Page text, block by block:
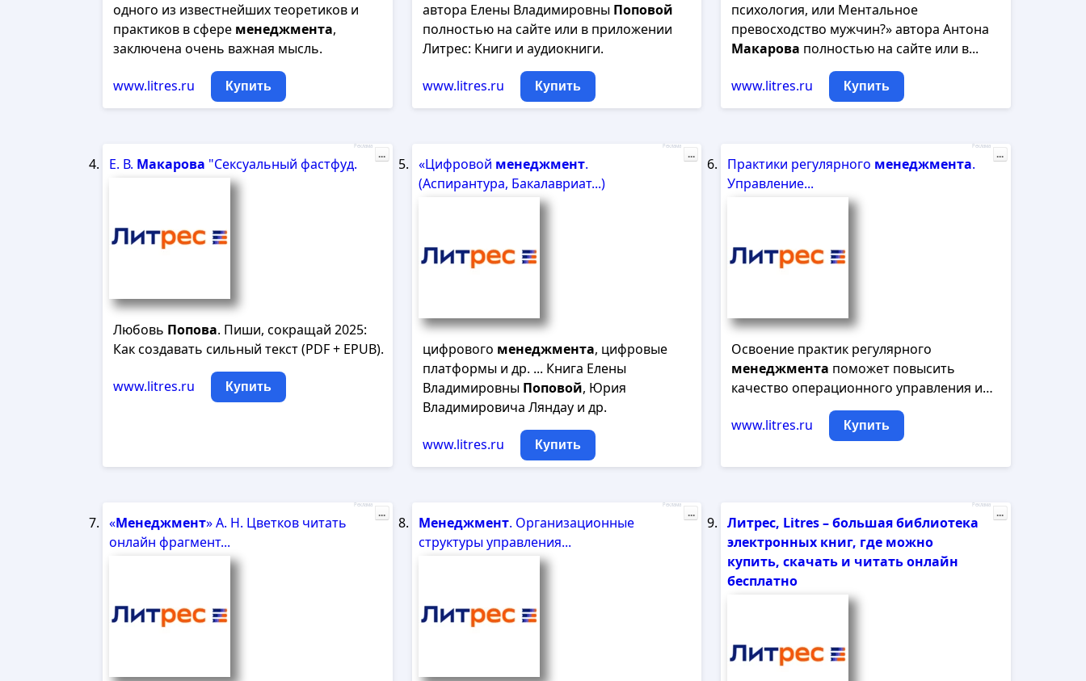
одного из известнейших теоретиков и
практиков в сфере менеджмента,
заключена очень важная мысль.
www.litres.ru Купить
автора Елены Владимировны Поповой
полностью на сайте или в приложении
Литрес: Книги и аудиокниги.
www.litres.ru Купить
психология, или Ментальное
превосходство мужчин?» автора Антона
Макарова полностью на сайте или в...
www.litres.ru Купить
Е. В. Макарова "Сексуальный фастфуд.
Любовь Попова. Пиши, сокращай 2025:
Как создавать сильный текст (PDF + EPUB).
www.litres.ru Купить
Реклама
...
«Цифровой менеджмент.
(Аспирантура, Бакалавриат...)
цифрового менеджмента, цифровые
платформы и др. ... Книга Елены
Владимировны Поповой, Юрия
Владимировича Ляндау и др.
www.litres.ru Купить
Реклама
...
Практики регулярного менеджмента.
Управление...
Освоение практик регулярного
менеджмента поможет повысить
качество операционного управления и…
www.litres.ru Купить
Реклама
...
«Менеджмент» А. Н. Цветков читать
онлайн фрагмент...
Реклама
...
Менеджмент. Организационные
структуры управления...
Реклама
...
Литрес, Litres – большая библиотека
электронных книг, где можно
купить, скачать и читать онлайн
бесплатно
Реклама
...